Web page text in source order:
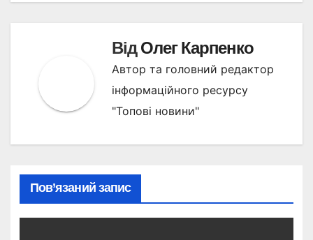
ВідОлег Карпенко
Автор та головний редактор
інформаційного ресурсу
"Топові новини"
Пов’язаний запис